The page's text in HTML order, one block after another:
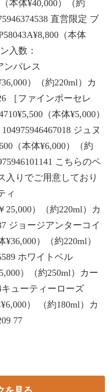
本体¥40,000）（約
直営限定 ブ
（本体
入数：
ンパレス
）（約220ml）カ
［ファインポーセレ
（本体¥5,000）
ジュヌ
（本体¥6,000）（約
こちらのペ
入りでご用意しており
ィ
25,000）（約220ml）カ
ジョージアンターコイ
¥36,000）（約220ml）
ホワイトベル
）（約250ml）カー
キューティーローズ
） （約180ml）カ
77